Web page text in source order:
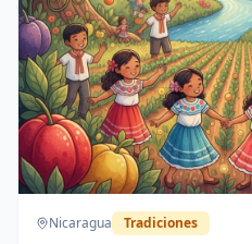
Nicaragua Tradiciones